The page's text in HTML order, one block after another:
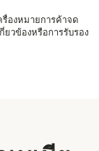
รื่องหมายการค้าจด
ยวข้องหรือการรับรอง